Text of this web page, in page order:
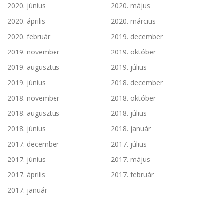
2020. június
2020. május
2020. április
2020. március
2020. február
2019. december
2019. november
2019. október
2019. augusztus
2019. július
2019. június
2018. december
2018. november
2018. október
2018. augusztus
2018. július
2018. június
2018. január
2017. december
2017. július
2017. június
2017. május
2017. április
2017. február
2017. január